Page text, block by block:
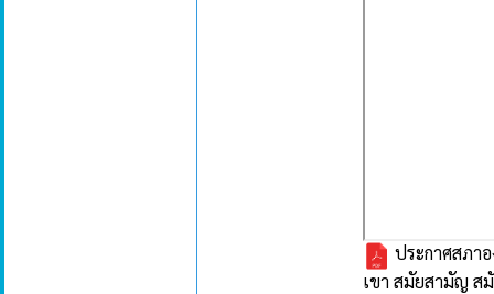
ประกาศสภา
เขา สมัยสามัญ